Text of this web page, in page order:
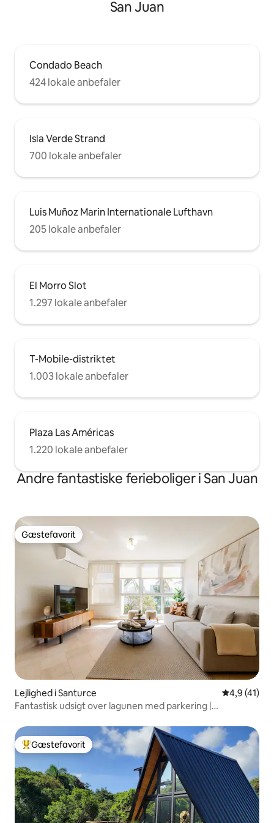
San Juan
Condado Beach
424 lokale anbefaler
Isla Verde Strand
700 lokale anbefaler
Luis Muñoz Marin Internationale Lufthavn
205 lokale anbefaler
El Morro Slot
1.297 lokale anbefaler
T-Mobile-distriktet
1.003 lokale anbefaler
Plaza Las Américas
1.220 lokale anbefaler
Andre fantastiske ferieboliger i San Juan
Gæstefavorit
Gæstefavorit
Lejlighed i Santurce 4,9 ud af 5
4,9 (41)
Fantastisk udsigt over lagunen med parkering |
Bedste gæstefavorit
Gæstefavorit